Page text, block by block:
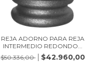
REJA ADORNO PARA REJA
INTERMEDIO REDONDO...
$50.336,00
$42.960,00